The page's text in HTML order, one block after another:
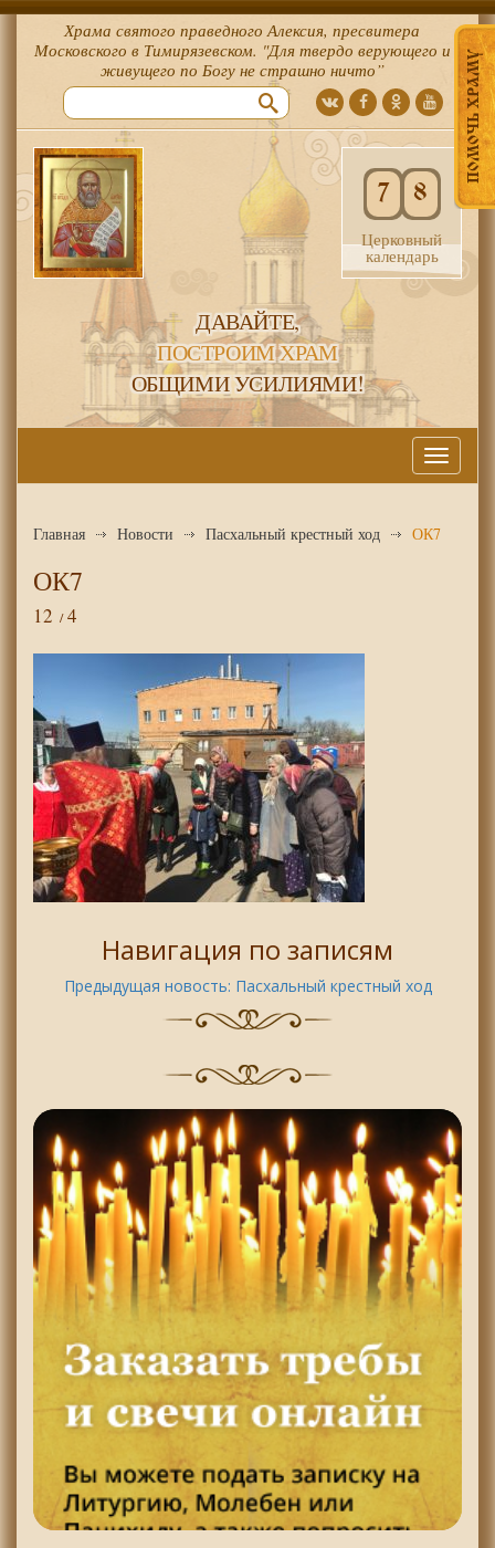
ПОМОЧЬ ХРАМУ
Храма святого праведного Алексия, пресвитера
Московского в Тимирязевском. "Для твердо верующего и
живущего по Богу не страшно ничто”
7 8
Церковный
календарь
ДАВАЙТЕ,
ПОСТРОИМ ХРАМ
ОБЩИМИ УСИЛИЯМИ!
Меню
Главная Новости Пасхальный крестный ход ОК7
ОК7
12 4
Навигация по записям
Предыдущая новость: Пасхальный крестный ход